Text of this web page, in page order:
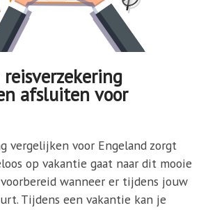
afsluiten voor
vergelijken voor Engeland zorgt
op vakantie gaat naar dit mooie
wanneer er tijdens jouw
Tijdens een vakantie kan je